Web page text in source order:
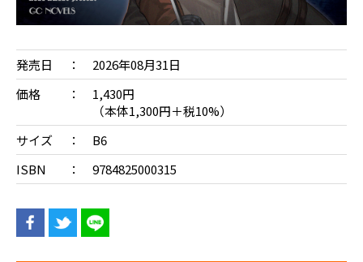
発売日
2026年08月31日
価格
1,430円
（本体1,300円＋税10%）
サイズ
B6
ISBN
9784825000315